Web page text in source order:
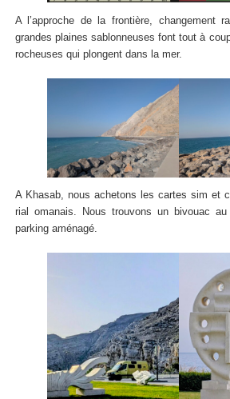
A l’approche de la frontière, changement
grandes plaines sablonneuses font tout à
rocheuses qui plongent dans la mer.
A Khasab, nous achetons les cartes sim et
rial omanais. Nous trouvons un bivouac
parking aménagé.